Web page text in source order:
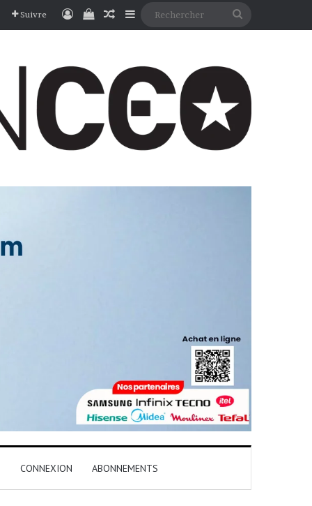
Suivre Connexion
Voir votre panier
Article Aléatoire
Sidebar (barre latérale)
CONNEXION ABONNEMENTS